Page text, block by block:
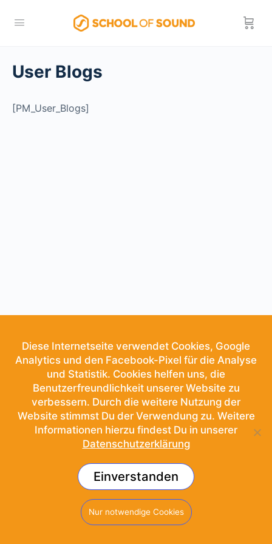
User Blogs
[PM_User_Blogs]
© 2026 - School of Sound
Diese Internetseite verwendet Cookies, Google
Analytics und den Facebook-Pixel für die Analyse
und Statistik. Cookies helfen uns, die
Benutzerfreundlichkeit unserer Website zu
verbessern. Durch die weitere Nutzung der
Website stimmst Du der Verwendung zu. Weitere
Informationen hierzu findest Du in unserer
Datenschutzerklärung
Einverstanden
Nur notwendige Cookies